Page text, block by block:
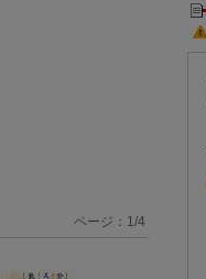
ページ： 1 /4